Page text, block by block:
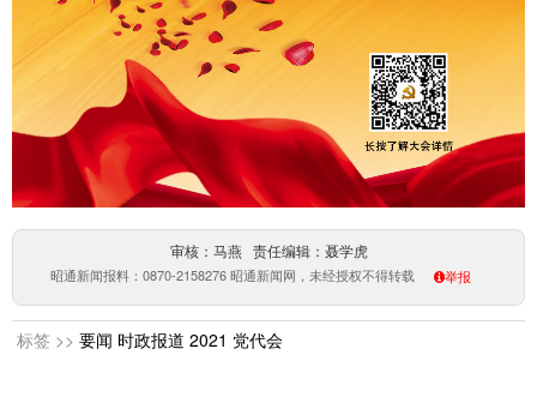
审核：马燕 责任编辑：聂学虎
昭通新闻报料：0870-2158276 昭通新闻网，未经授权不得转载 举报
标签 >> 要闻 时政报道 2021 党代会